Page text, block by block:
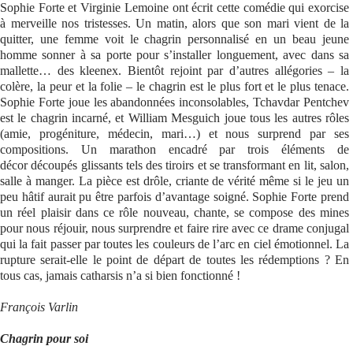
Sophie Forte et Virginie Lemoine ont écrit cette comédie qui exorcise
à merveille nos tristesses. Un matin, alors que son mari vient de la
quitter, une femme voit le chagrin personnalisé en un beau jeune
homme sonner à sa porte pour s’installer longuement, avec dans sa
mallette… des kleenex. Bientôt rejoint par d’autres allégories – la
colère, la peur et la folie – le chagrin est le plus fort et le plus tenace.
Sophie Forte joue les abandonnées inconsolables, Tchavdar Pentchev
est le chagrin incarné, et William Mesguich joue tous les autres rôles
(amie, progéniture, médecin, mari…) et nous surprend par ses
compositions. Un marathon encadré par trois éléments de
décor découpés glissants tels des tiroirs et se transformant en lit, salon,
salle à manger. La pièce est drôle, criante de vérité même si le jeu un
peu hâtif aurait pu être parfois d’avantage soigné. Sophie Forte prend
un réel plaisir dans ce rôle nouveau, chante, se compose des mines
pour nous réjouir, nous surprendre et faire rire avec ce drame conjugal
qui la fait passer par toutes les couleurs de l’arc en ciel émotionnel. La
rupture serait-elle le point de départ de toutes les rédemptions ? En
tous cas, jamais catharsis n’a si bien fonctionné !
François Varlin
Chagrin pour soi